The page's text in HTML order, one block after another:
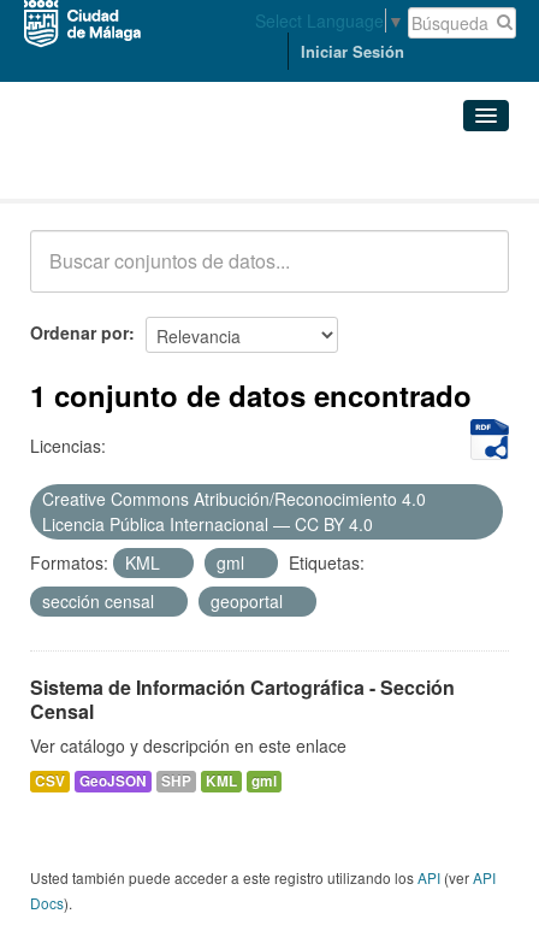
Select Language ▼
Iniciar Sesión
Acerca de
Ordenar por
1 conjunto de datos encontrado
Licencias:
Creative Commons Atribución/Reconocimiento 4.0
Licencia Pública Internacional — CC BY 4.0
Formatos:
KML gml
Etiquetas:
sección censal
geoportal
Sistema de Información Cartográfica - Sección
Censal
Ver catálogo y descripción en este enlace
CSV GeoJSON SHP KML gml
Usted también puede acceder a este registro utilizando losAPI (verAPI
Docs).